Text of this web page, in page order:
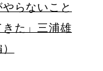
やらないこと
た」三浦雄